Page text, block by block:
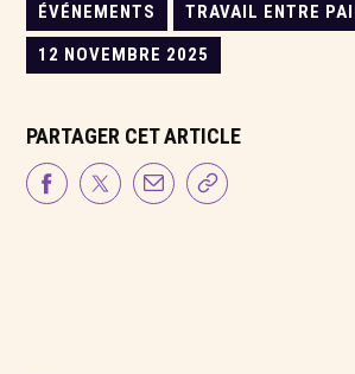
ÉVÉNEMENTS
TRAVAIL ENTRE
12 NOVEMBRE 2025
PARTAGER CET ARTICLE